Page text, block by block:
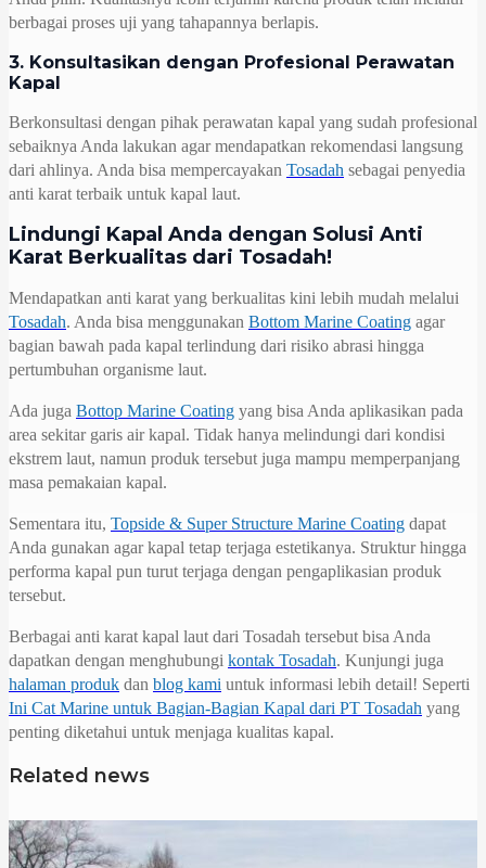
berbagai proses uji yang tahapannya berlapis.
3. Konsultasikan dengan Profesional Perawatan
Kapal
Berkonsultasi dengan pihak perawatan kapal yang sudah profesional
sebaiknya Anda lakukan agar mendapatkan rekomendasi langsung
dari ahlinya. Anda bisa mempercayakan Tosadah sebagai penyedia
anti karat terbaik untuk kapal laut.
Lindungi Kapal Anda dengan Solusi Anti
Karat Berkualitas dari Tosadah!
Mendapatkan anti karat yang berkualitas kini lebih mudah melalui
Tosadah. Anda bisa menggunakan Bottom Marine Coating agar
bagian bawah pada kapal terlindung dari risiko abrasi hingga
pertumbuhan organisme laut.
Ada juga Bottop Marine Coating yang bisa Anda aplikasikan pada
area sekitar garis air kapal. Tidak hanya melindungi dari kondisi
ekstrem laut, namun produk tersebut juga mampu memperpanjang
masa pemakaian kapal.
Sementara itu, Topside & Super Structure Marine Coating dapat
Anda gunakan agar kapal tetap terjaga estetikanya. Struktur hingga
performa kapal pun turut terjaga dengan pengaplikasian produk
tersebut.
Berbagai anti karat kapal laut dari Tosadah tersebut bisa Anda
dapatkan dengan menghubungi kontak Tosadah. Kunjungi juga
halaman produk dan blog kami untuk informasi lebih detail! Seperti
Ini Cat Marine untuk Bagian-Bagian Kapal dari PT Tosadah yang
penting diketahui untuk menjaga kualitas kapal.
Related news